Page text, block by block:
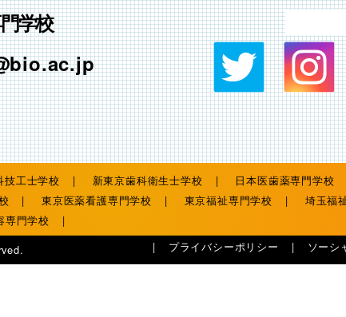
学校
技工士学校 新東京歯科衛生士学校 日本医歯薬専門学校
東京医薬看護専門学校 東京福祉専門学校
埼玉福
専門学校
ソーシ
プライバシーポリシー